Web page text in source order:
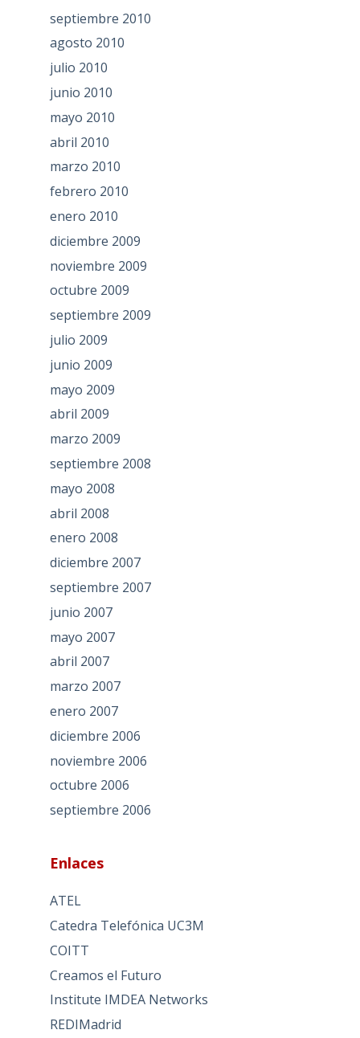
septiembre 2010
agosto 2010
julio 2010
junio 2010
mayo 2010
abril 2010
marzo 2010
febrero 2010
enero 2010
diciembre 2009
noviembre 2009
octubre 2009
septiembre 2009
julio 2009
junio 2009
mayo 2009
abril 2009
marzo 2009
septiembre 2008
mayo 2008
abril 2008
enero 2008
diciembre 2007
septiembre 2007
junio 2007
mayo 2007
abril 2007
marzo 2007
enero 2007
diciembre 2006
noviembre 2006
octubre 2006
septiembre 2006
Enlaces
ATEL
Catedra Telefónica UC3M
COITT
Creamos el Futuro
Institute IMDEA Networks
REDIMadrid